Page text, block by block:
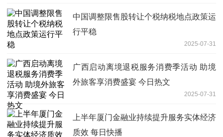
中国调整限售股转让个税纳税地点政策运
行平稳
2025-07-31
广西启动离境退税服务消费季活动 助境
外旅客享消费盛宴 今日热文
2025-07-31
上半年厦门金融业持续提升服务实体经济
质效 每日快播